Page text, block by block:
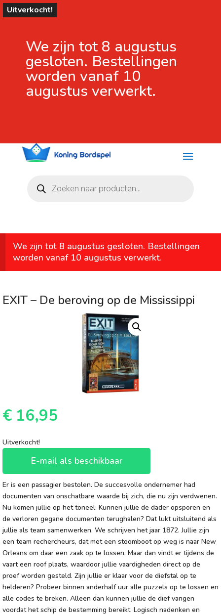
We zijn tot 8 augustus
gesloten. Bestellingen
worden vanaf 10
augustus verwerkt.
zoeken
We zijn tot 8 augustus gesloten. Bestellingen
worden vanaf 10 augustus verwerkt.
Uitverkocht!
EXIT – De beroving op de Mississippi
€ 16,95
Uitverkocht!
E-mail als beschikbaar
Er is een passagier bestolen. De succesvolle ondernemer had
documenten van onschatbare waarde bij zich, die nu zijn verdwenen.
Nu komen jullie op het toneel. Kunnen jullie de dader opsporen en
de verloren gegane documenten terughalen? Dat lukt uitsluitend als
jullie als team samenwerken. We schrijven het jaar 1872. Jullie zijn
een team rechercheurs, dat met een stoomboot op weg is naar New
Orleans om daar een zaak op te lossen. Maar dan vindt er tijdens de
vaart een roof plaats, waardoor jullie vaardigheden direct op de
proef worden gesteld. Zijn jullie er klaar voor de diefstal op te
helderen? Probeer binnen anderhalf uur alle puzzels op te lossen en
alle codes te breken. Alleen dan kunnen jullie de dief vangen
voordat het schip de bestemming bereikt. Logisch nadenken en